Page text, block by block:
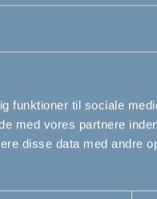
funktioner til sociale
med vores partnere
disse data med andre